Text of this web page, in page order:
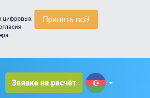
Принять всё!
цифровых
Заявка на расчёт